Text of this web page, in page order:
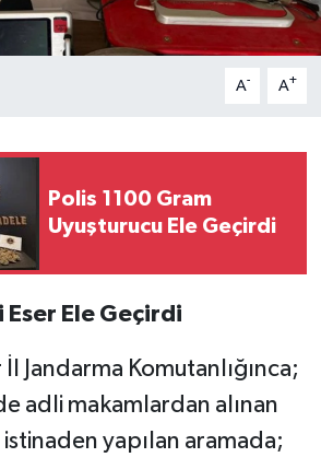
A- A+
Polis 1100 Gram
Uyuşturucu Ele Geçirdi
Eser Ele Geçirdi
Jandarma Komutanlığınca;
adli makamlardan alınan
istinaden yapılan aramada;